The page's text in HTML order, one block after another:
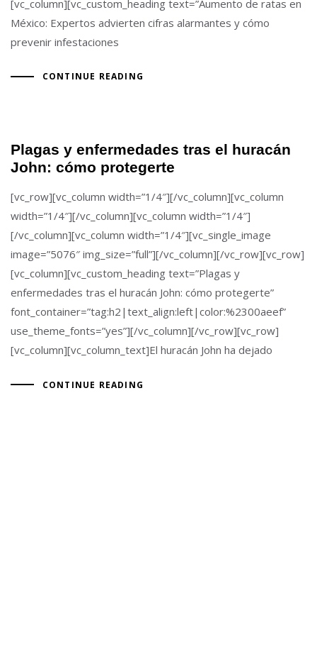
[vc_column][vc_custom_heading text=”Aumento de ratas en
México: Expertos advierten cifras alarmantes y cómo
prevenir infestaciones
CONTINUE READING
Plagas y enfermedades tras el huracán
John: cómo protegerte
[vc_row][vc_column width=”1/4″][/vc_column][vc_column
width=”1/4″][/vc_column][vc_column width=”1/4″]
[/vc_column][vc_column width=”1/4″][vc_single_image
image=”5076″ img_size=”full”][/vc_column][/vc_row][vc_row]
[vc_column][vc_custom_heading text=”Plagas y
enfermedades tras el huracán John: cómo protegerte”
font_container=”tag:h2|text_align:left|color:%2300aeef”
use_theme_fonts=”yes”][/vc_column][/vc_row][vc_row]
[vc_column][vc_column_text]El huracán John ha dejado
CONTINUE READING